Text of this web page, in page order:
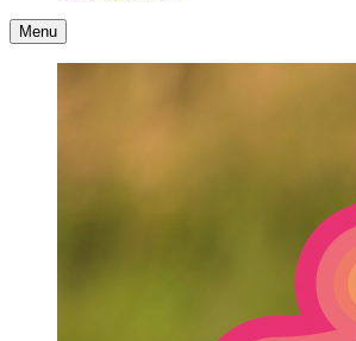
Accueil
Menu Contact